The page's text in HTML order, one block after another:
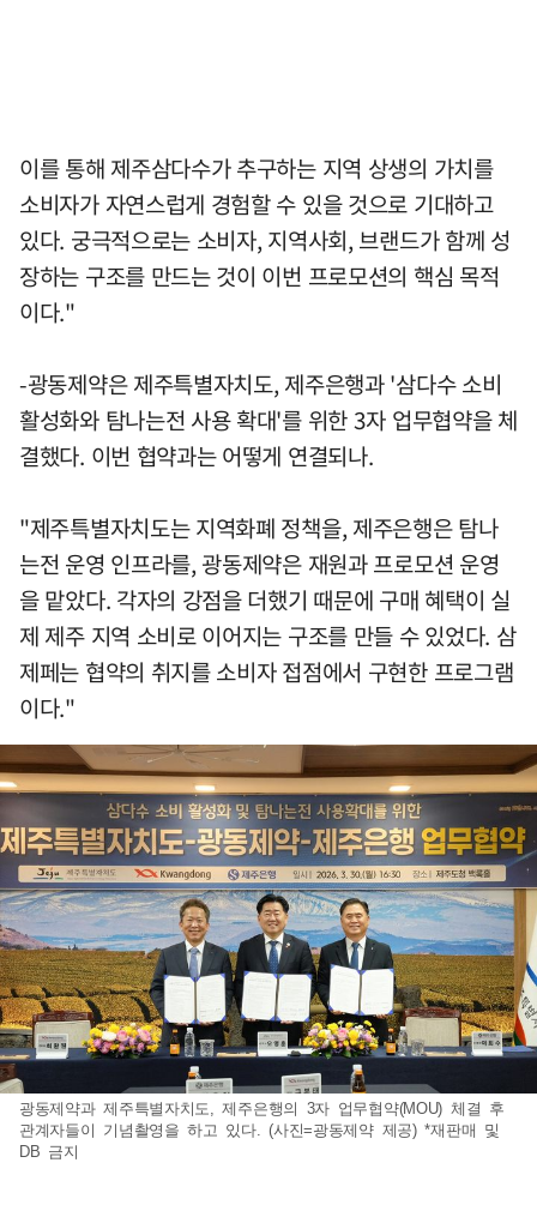
이를 통해 제주삼다수가 추구하는 지역 상생의 가치를
소비자가 자연스럽게 경험할 수 있을 것으로 기대하고
있다. 궁극적으로는 소비자, 지역사회, 브랜드가 함께 성
장하는 구조를 만드는 것이 이번 프로모션의 핵심 목적
이다."
-광동제약은 제주특별자치도, 제주은행과 '삼다수 소비
활성화와 탐나는전 사용 확대'를 위한 3자 업무협약을 체
결했다. 이번 협약과는 어떻게 연결되나.
"제주특별자치도는 지역화폐 정책을, 제주은행은 탐나
는전 운영 인프라를, 광동제약은 재원과 프로모션 운영
을 맡았다. 각자의 강점을 더했기 때문에 구매 혜택이 실
제 제주 지역 소비로 이어지는 구조를 만들 수 있었다. 삼
제페는 협약의 취지를 소비자 접점에서 구현한 프로그램
이다."
광동제약과 제주특별자치도, 제주은행의 3자 업무협약(MOU) 체결 후
관계자들이 기념촬영을 하고 있다. (사진=광동제약 제공) *재판매 및
DB 금지